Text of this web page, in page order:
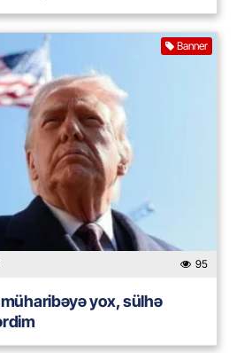
Banner
95
yox, sülhə